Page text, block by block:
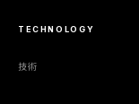
TECHNOLOGY
技術